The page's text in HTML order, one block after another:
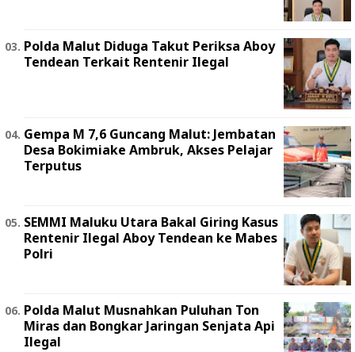
Polda Malut Diduga Takut Periksa Aboy
Tendean Terkait Rentenir Ilegal
Gempa M 7,6 Guncang Malut: Jembatan
Desa Bokimiake Ambruk, Akses Pelajar
Terputus
SEMMI Maluku Utara Bakal Giring Kasus
Rentenir Ilegal Aboy Tendean ke Mabes
Polri
Polda Malut Musnahkan Puluhan Ton
Miras dan Bongkar Jaringan Senjata Api
Ilegal